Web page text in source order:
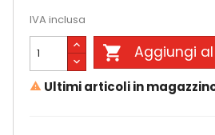
IVA inclusa
 Aggiungi
 Ultimi articoli in